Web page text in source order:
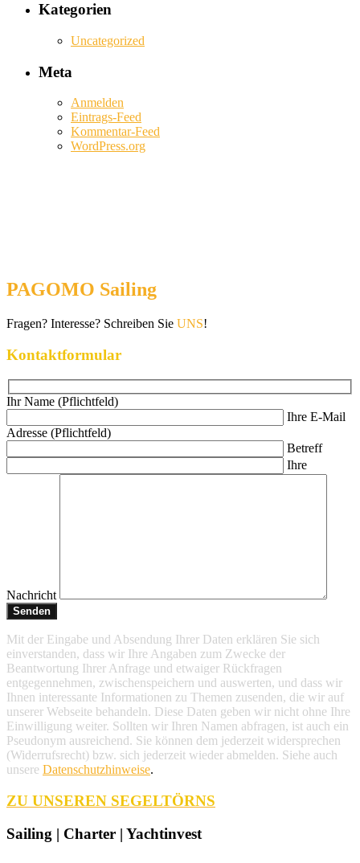
Kategorien
Uncategorized
Meta
Anmelden
Eintrags-Feed
Kommentar-Feed
WordPress.org
PAGOMO Sailing
Fragen? Interesse? Schreiben Sie UNS!
Kontaktformular
Ihr Name (Pflichtfeld)
Ihre E-Mail
Adresse (Pflichtfeld)
Betreff
Ihre
Nachricht
Mit der Eingabe und Absendung Ihrer Daten erklären Sie sich
einverstanden, dass wir Ihre Angaben zum Zwecke der
Beantwortung Ihrer Anfrage und etwaiger Rückfragen
entgegennehmen, zwischenspeichern und auswerten, und dass wir
Ihnen interessante Informationen zu Themen zusenden, die wir auf
unserer Webseite behandeln. Diese Daten geben wir nicht ohne Ihre
Einwilligung weiter. Sollten wir Ihren Namen abfragen, ist auch ein
Pseudonym ausreichend. Sie können dem jederzeit widersprechen
(Widerrufsrecht) bzw. sich jederzeit wieder abmelden. Siehe auch
unsere Datenschutzhinweise.
ZU UNSEREN SEGELTÖRNS
Sailing | Charter | Yachtinvest